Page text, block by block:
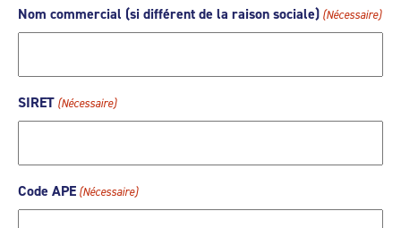
Nom commercial (si différent de la raison sociale) (Nécessaire)
SIRET (Nécessaire)
Code APE (Nécessaire)